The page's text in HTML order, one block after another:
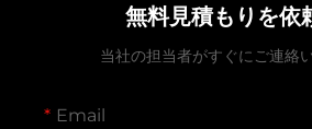
無料見積もりを依
当社の担当者がすぐにご連絡
Email